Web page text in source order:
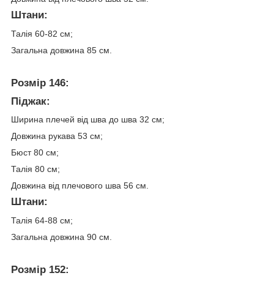
Штани:
Талія 60-82 см;
Загальна довжина 85 см.
Розмір 146:
Піджак:
Ширина плечей від шва до шва 32 см;
Довжина рукава 53 см;
Бюст 80 см;
Талія 80 см;
Довжина від плечового шва 56 см.
Штани:
Талія 64-88 см;
Загальна довжина 90 см.
Розмір 152: